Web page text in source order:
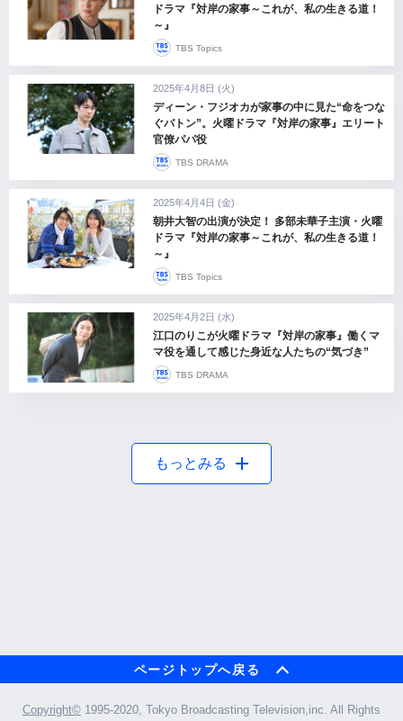
ドラマ『対岸の家事～これが、私の生きる道！
～』
TBS Topics
2025年4月8日 (火)
ディーン・フジオカが家事の中に見た“命をつな
ぐバトン”。火曜ドラマ『対岸の家事』エリート
官僚パパ役
TBS DRAMA
2025年4月4日 (金)
朝井大智の出演が決定！ 多部未華子主演・火曜
ドラマ『対岸の家事～これが、私の生きる道！
～』
TBS Topics
2025年4月2日 (水)
江口のりこが火曜ドラマ『対岸の家事』働くマ
マ役を通して感じた身近な人たちの“気づき”
TBS DRAMA
もっとみる
ページトップへ戻る
Copyright©︎ 1995-2020, Tokyo Broadcasting Television,inc. All Rights